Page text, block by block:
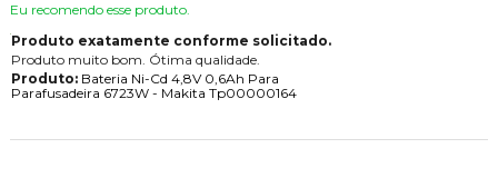
Eu recomendo esse produto.
Produto exatamente conforme solicitado.
Produto muito bom. Ótima qualidade.
Produto:Bateria Ni-Cd 4,8V 0,6Ah Para
Parafusadeira 6723W - Makita Tp00000164